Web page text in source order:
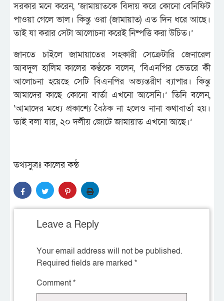
সরকার মনে করেন, ‘জামায়াতকে বিদায় করে কোনো বেনিফিট
পাওয়া গেলে ভাল। কিন্তু ওরা (জামায়াত) এত দিন ধরে আছে।
তাই যা করার সেটা আলোচনা করেই নিষ্পত্তি করা উচিত।’
জানতে চাইলে জামায়াতের সহকারী সেক্রেটারি জেনারেল
আবদুল হালিম কালের কণ্ঠকে বলেন, ‘বিএনপির ভেতরে কী
আলোচনা হয়েছে সেটি বিএনপির অভ্যন্তরীণ ব্যাপার। কিন্তু
আমাদের কাছে কোনো বার্তা এখনো আসেনি।’ তিনি বলেন,
‘আমাদের মধ্যে প্রকাশ্যে বৈঠক না হলেও নানা কথাবার্তা হয়।
তাই বলা যায়, ২০ দলীয় জোটে জামায়াত এখনো আছে।’
তথ্যসুত্রঃ কালের কন্ঠ
Leave a Reply
Your email address will not be published.
Required fields are marked *
Comment*